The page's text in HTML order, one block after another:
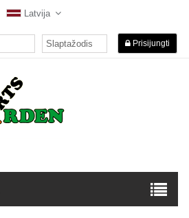
Latvija
Prisijungti